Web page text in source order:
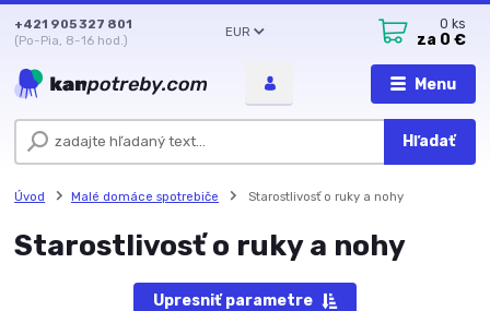
Menu
EUR
Hľadať
+421 905 327 801
(Po-Pia, 8-16 hod.)
0 ks
za 0 €
Úvod Malé domáce spotrebiče Starostlivosť o ruky a nohy
Starostlivosť o ruky a nohy
Upresniť parametre